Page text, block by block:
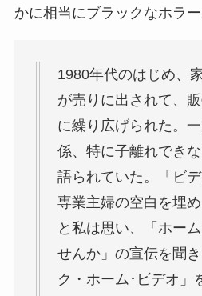
かに相当にブラックなホラー
1980年代のはじめ、
が売りに出されて、
に繰り広げられた。
係、特に子離れでき
語られていた。「ビデ
専業主婦の空白を埋め
と私は思い、「ホー
せんか」の宣伝を聞
ク・ホーム･ビデオ」